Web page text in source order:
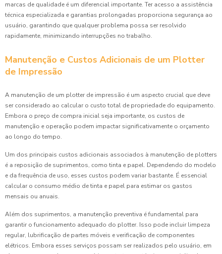
marcas de qualidade é um diferencial importante. Ter acesso a assistência
técnica especializada e garantias prolongadas proporciona segurança ao
usuário, garantindo que qualquer problema possa ser resolvido
rapidamente, minimizando interrupções no trabalho.
Manutenção e Custos Adicionais de um Plotter
de Impressão
A manutenção de um plotter de impressão é um aspecto crucial que deve
ser considerado ao calcular o custo total de propriedade do equipamento.
Embora o preço de compra inicial seja importante, os custos de
manutenção e operação podem impactar significativamente o orçamento
ao longo do tempo.
Um dos principais custos adicionais associados à manutenção de plotters
é a reposição de suprimentos, como tinta e papel. Dependendo do modelo
e da frequência de uso, esses custos podem variar bastante. É essencial
calcular o consumo médio de tinta e papel para estimar os gastos
mensais ou anuais.
Além dos suprimentos, a manutenção preventiva é fundamental para
garantir o funcionamento adequado do plotter. Isso pode incluir limpeza
regular, lubrificação de partes móveis e verificação de componentes
elétricos. Embora esses serviços possam ser realizados pelo usuário, em